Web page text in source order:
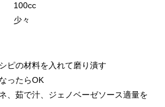
100cc
々
ピの材料を入れて磨り潰す
ったらOK
、茹で汁、ジェノベーゼソース適量を